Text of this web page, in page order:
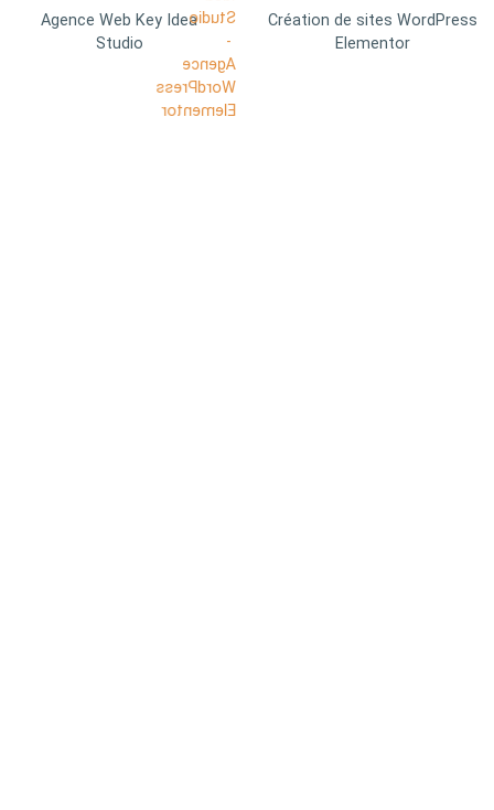
Agence Web Key Idea
Studio
Création de sites WordPress
Elementor